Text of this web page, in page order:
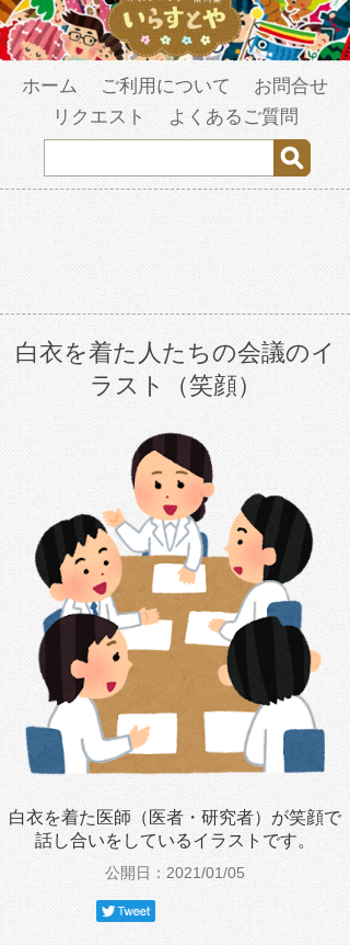
ホーム ご利用について
お問合せ
リクエスト
よくあるご質問
白衣を着た人たちの会議のイ
ラスト（笑顔）
白衣を着た医師（医者・研究者）が笑顔で
話し合いをしているイラストです。
公開日：2021/01/05